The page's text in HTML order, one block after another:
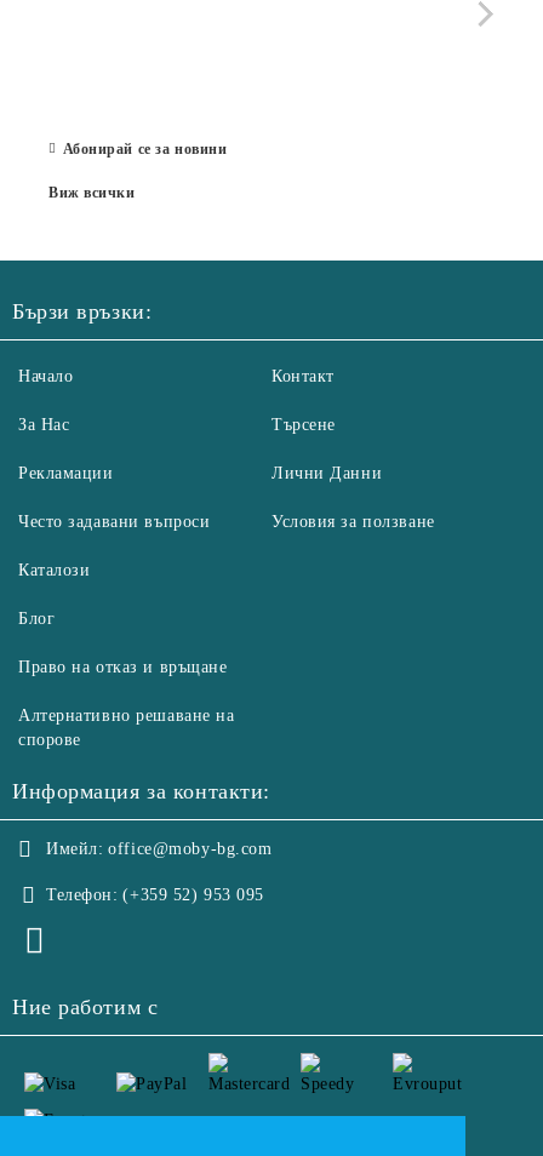
Абонирай се за новини
Виж всички
Бързи връзки:
Начало
За Нас
Рекламации
Често задавани въпроси
Контакт
Търсене
Лични Данни
Условия за ползване
Каталози
Блог
Право на отказ и връщане
Алтернативно решаване на
спорове
Информация за контакти:
Имейл: office@moby-bg.com
Телефон: (+359 52) 953 095
Ние работим с